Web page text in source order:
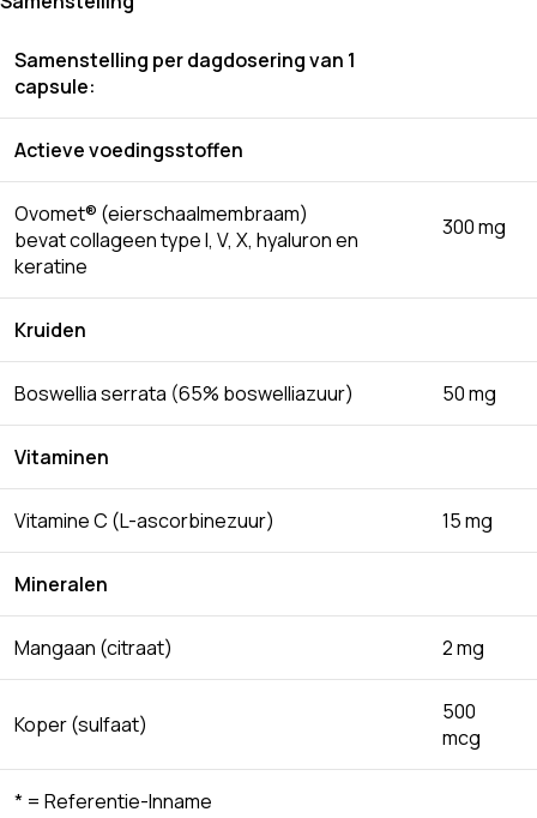
Samenstelling per dagdosering van 1
capsule:
Actieve voedingsstoffen
Ovomet® (eierschaalmembraam)
bevat collageen type I, V, X, hyaluron en
keratine
300 mg
Kruiden
Boswellia serrata (65% boswelliazuur) 50 mg
Vitaminen
Vitamine C (L-ascorbinezuur) 15 mg
Mineralen
Mangaan (citraat) 2 mg
Koper (sulfaat)
500
mcg
* = Referentie-Inname